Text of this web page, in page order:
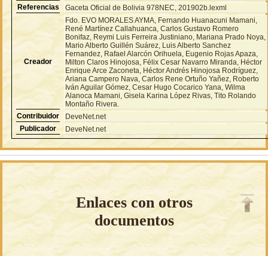
Referencias
Gaceta Oficial de Bolivia 978NEC, 201902b.lexml
Creador
Fdo. EVO MORALES AYMA, Fernando Huanacuni Mamani,
René Martínez Callahuanca, Carlos Gustavo Romero
Bonifaz, Reymi Luis Ferreira Justiniano, Mariana Prado Noya,
Mario Alberto Guillén Suárez, Luis Alberto Sanchez
Fernandez, Rafael Alarcón Orihuela, Eugenio Rojas Apaza,
Milton Claros Hinojosa, Félix Cesar Navarro Miranda, Héctor
Enrique Arce Zaconeta, Héctor Andrés Hinojosa Rodríguez,
Ariana Campero Nava, Carlos Rene Ortuño Yañez, Roberto
Iván Aguilar Gómez, Cesar Hugo Cocarico Yana, Wilma
Alanoca Mamani, Gisela Karina López Rivas, Tito Rolando
Montaño Rivera.
Contribuidor
DeveNet.net
Publicador
DeveNet.net
Enlaces con otros
documentos